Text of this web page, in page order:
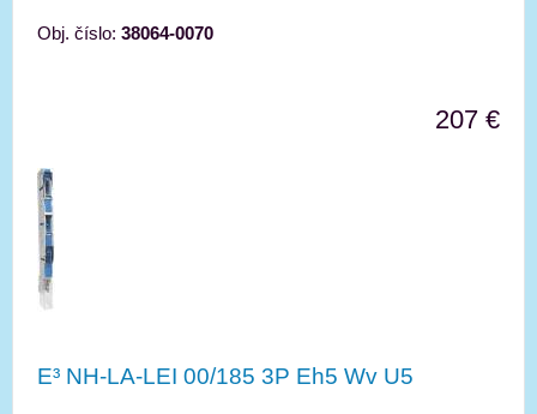
Obj. číslo: 38064-0070
207 €
E³ NH-LA-LEI 00/185 3P Eh5 Wv U5